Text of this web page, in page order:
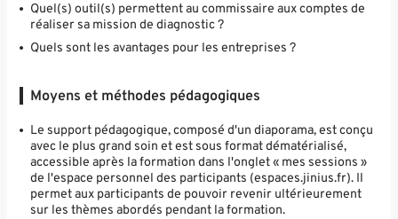
Quel(s) outil(s) permettent au commissaire aux comptes de
réaliser sa mission de diagnostic ?
Quels sont les avantages pour les entreprises ?
Moyens et méthodes pédagogiques
Le support pédagogique, composé d'un diaporama, est conçu
avec le plus grand soin et est sous format dématérialisé,
accessible après la formation dans l'onglet « mes sessions »
de l'espace personnel des participants (espaces.jinius.fr). Il
permet aux participants de pouvoir revenir ultérieurement
sur les thèmes abordés pendant la formation.